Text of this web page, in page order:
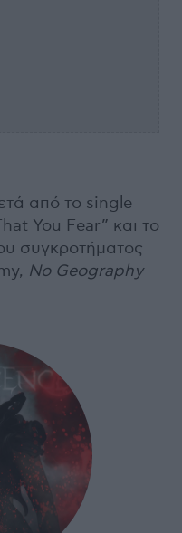
από το single
You Fear” και το
συγκροτήματος
No Geography